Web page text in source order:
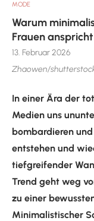
MODE
Warum
Frauen anspricht
13. Februar 2026
Zhaowen/
In einer Ära der
Medien uns
bombardieren
entstehen und
tiefgreifender
Trend geht weg
zu einer
Minimalistischer